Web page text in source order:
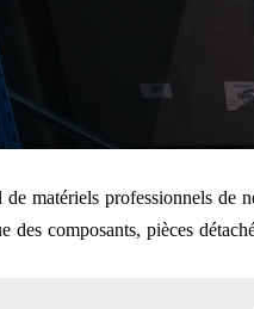
matériels professionnels de
des composants, pièces